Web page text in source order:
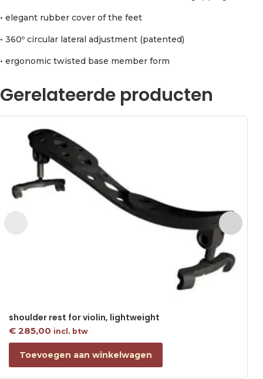
• elegant rubber cover of the feet
• 360º circular lateral adjustment (patented)
• ergonomic twisted base member form
Gerelateerde producten
shoulder rest for violin, lightweight
€285,00 incl. btw
Toevoegen aan winkelwagen